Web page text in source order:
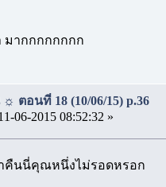
มากกกกกกกก
ตอนที่ 18 (10/06/15) p.36
06-2015 08:52:32 »
คืนนี่คุณหนึ่งไม่รอดหรอก